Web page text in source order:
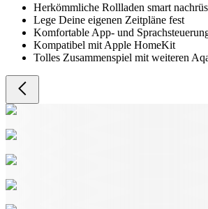
Herkömmliche Rollladen smart
Lege Deine eigenen Zeitpläne fest
Komfortable App- und
Kompatibel mit Apple HomeKit
Tolles Zusammenspiel mit weiteren